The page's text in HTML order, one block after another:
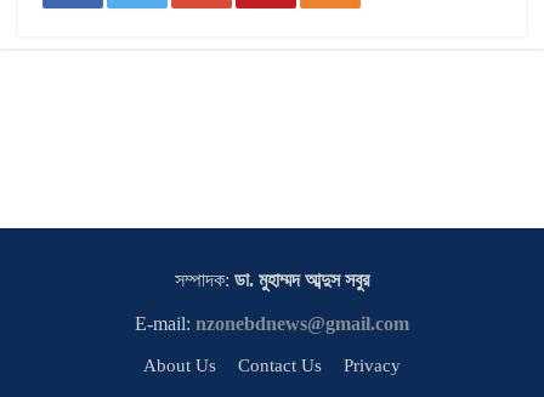
সম্পাদক: ডা. মুহাম্মদ আব্দুস সবুর
E-mail: nzonebdnews@gmail.com
About Us Contact Us Privacy